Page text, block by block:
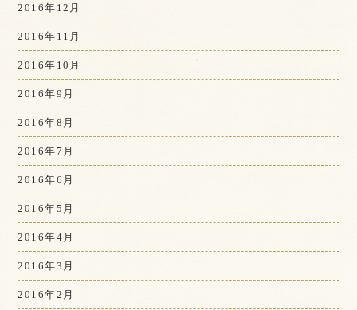
2016年12月
2016年11月
2016年10月
2016年9月
2016年8月
2016年7月
2016年6月
2016年5月
2016年4月
2016年3月
2016年2月